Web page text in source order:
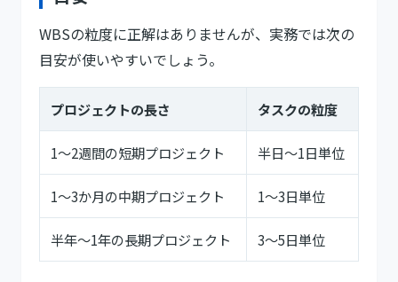
WBSの粒度に正解はありませんが、実務では次の
目安が使いやすいでしょう。
プロジェクトの長さ タスクの粒度
1〜2週間の短期プロジェクト 半日〜1日単位
1〜3か月の中期プロジェクト 1〜3日単位
半年〜1年の長期プロジェクト 3〜5日単位